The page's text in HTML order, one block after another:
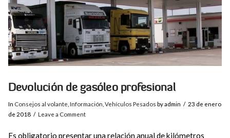
Devolución de gasóleo profesional
In Consejos al volante Información Vehículos Pesados by admin
23 de enero
de 2018
Leave a Comment
Es obligatorio presentar una relación anual de kilómetros